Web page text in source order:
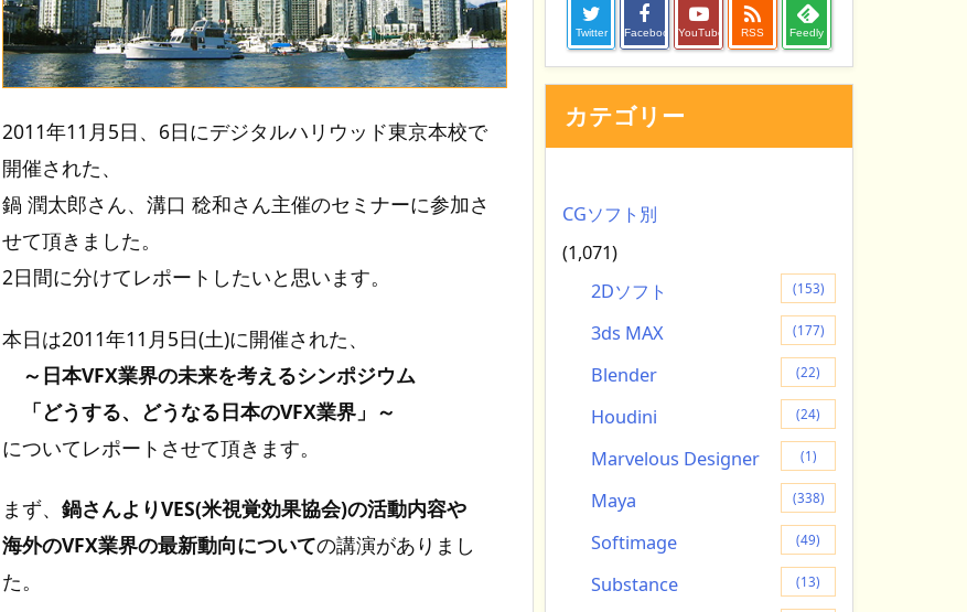
2011年11月5日、6日にデジタルハリウッド東京本校で
開催された、
鍋 潤太郎さん、溝口 稔和さん主催のセミナーに参加さ
せて頂きました。
2日間に分けてレポートしたいと思います。
本日は2011年11月5日(土)に開催された、
～日本VFX業界の未来を考えるシンポジウム
「どうする、どうなる日本のVFX業界」～
についてレポートさせて頂きます。
まず、 鍋さんよりVES(米視覚効果協会)の活動内容や
海外のVFX業界の最新動向についての講演がありまし
た。
Twitter Facebook YouTube

RSS Feedly
カテゴリー
CGソフト別
(1,071)
2Dソフト
(153)
3ds MAX (177)
Blender (22)
Houdini (24)
Marvelous Designer (1)
Maya (338)
Softimage (49)
Substance (13)